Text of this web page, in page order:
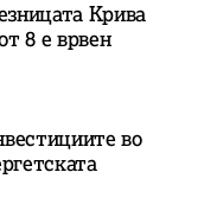
Крива
8 е врвен
во